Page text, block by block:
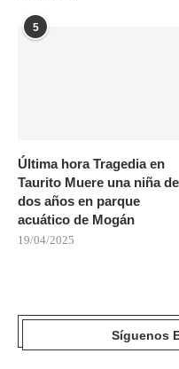
5
Última hora Tragedia en
Taurito Muere una niña de
dos años en parque
acuático de Mogán
19/04/2025
Síguenos